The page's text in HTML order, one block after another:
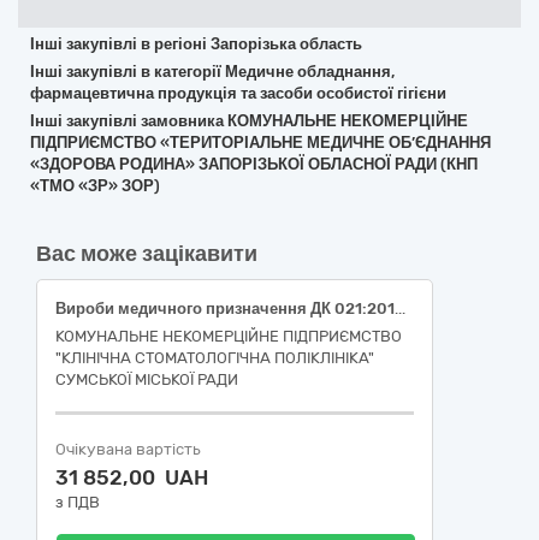
Інші закупівлі в регіоні Запорізька область
Інші закупівлі в категорії Медичне обладнання,
фармацевтична продукція та засоби особистої гігієни
Інші закупівлі замовника КОМУНАЛЬНЕ НЕКОМЕРЦІЙНЕ
ПІДПРИЄМСТВО «ТЕРИТОРІАЛЬНЕ МЕДИЧНЕ ОБ’ЄДНАННЯ
«ЗДОРОВА РОДИНА» ЗАПОРІЗЬКОЇ ОБЛАСНОЇ РАДИ (КНП
«ТМО «ЗР» ЗОР)
Вас може зацікавити
Вироби медичного призначення ДК 021:2015: 33140000-3 медичні матеріали: Гемостатична губка з 5% колоїдним сріблом 14x 07x 07 мм - (НК 024:2023: 59235-Губка гемостатична компресійна для зовнішнього застосування; НК 031:2024: МО40599 гемостатичні пов’язки-інше);Валики стоматологічні ватні нестерильні №2 (Medium), довжина 38 мм, діаметр 10 мм. (НК 024:2023: 31815-Валик ватний стоматологічний; НК 031:2024: Q019004-стоматологічні ватні валики).
КОМУНАЛЬНЕ НЕКОМЕРЦІЙНЕ ПІДПРИЄМСТВО
"КЛІНІЧНА СТОМАТОЛОГІЧНА ПОЛІКЛІНІКА"
СУМСЬКОЇ МІСЬКОЇ РАДИ
Очікувана вартість
31 852,00 UAH
з ПДВ